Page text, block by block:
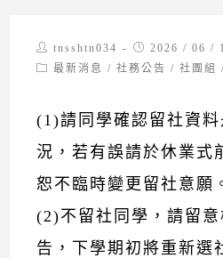
Post
author:
tnsshtn034
Post
published:
2026 / 06 /
Post最新消息 / 社務公告 / 社團組
(1)請同學確認留社資
況，若有誤請於休業式
恕不臨時變更留社意願
(2)不留社同學，請留
告，下學期初將重新選